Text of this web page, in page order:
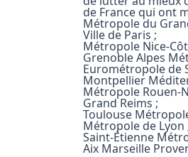
de France qui ont
Métropole du
Ville de Paris ;
Métropole Nice-
Grenoble Alpes
Eurométropole de
Montpellier
Métropole Rouen-
Grand Reims ;
Toulouse
Métropole de Lyon
Saint-Étienne
Aix Marseille